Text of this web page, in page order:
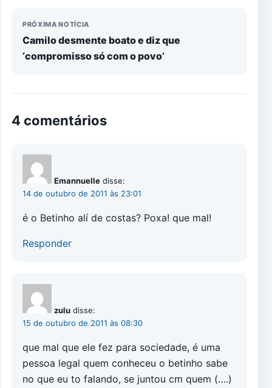
PRÓXIMA NOTÍCIA
Camilo desmente boato e diz que
‘compromisso só com o povo’
4 comentários
Emannuelle disse:
14 de outubro de 2011 às 23:01
é o Betinho alí de costas? Poxa! que mal!
Responder
zulu disse:
15 de outubro de 2011 às 08:30
que mal que ele fez para sociedade, é uma
pessoa legal quem conheceu o betinho sabe
no que eu to falando, se juntou cm quem (….)